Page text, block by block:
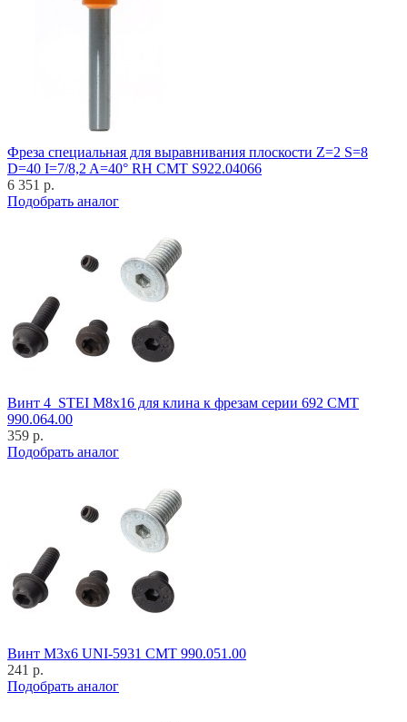
Фреза специальная для выравнивания плоскости Z=2 S=8
D=40 I=7/8,2 A=40° RH CMT S922.04066
6 351 р.
Подобрать аналог
Винт 4_STEI M8x16 для клина к фрезам серии 692 CMT
990.064.00
359 р.
Подобрать аналог
Винт M3x6 UNI-5931 CMT 990.051.00
241 р.
Подобрать аналог